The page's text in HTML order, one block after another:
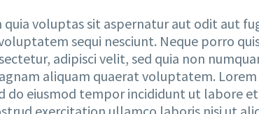
voluptas sit aspernatur aut odit aut
sequi nesciunt. Neque porro
adipisci velit, sed quia non
aliquam quaerat voluptatem.
do eiusmod tempor incididunt ut labore